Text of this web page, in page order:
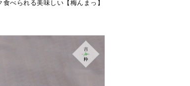
べられる美味しい【梅んまっ】